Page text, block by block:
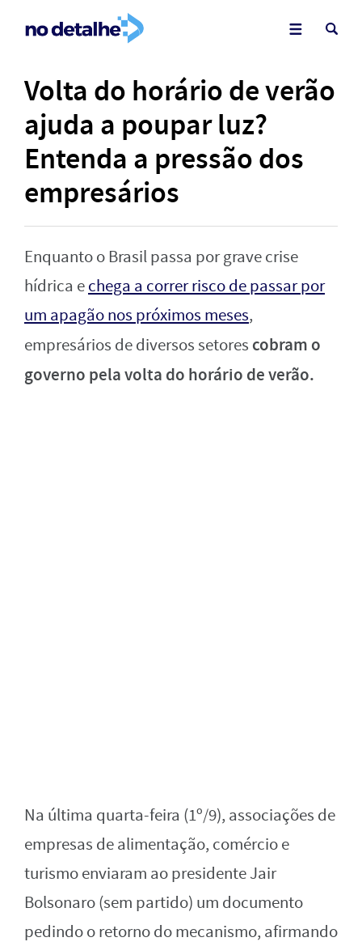
Volta do horário de verão
ajuda a poupar luz?
Entenda a pressão dos
empresários
Enquanto o Brasil passa por grave crise
hídrica echega a correr risco de passar por
um apagão nos próximos meses,
empresários de diversos setores cobram o
governo pela volta do horário de verão.
Na última quarta-feira (1º/9), associações de
empresas de alimentação, comércio e
turismo enviaram ao presidente Jair
Bolsonaro (sem partido) um documento
pedindo o retorno do mecanismo, afirmando